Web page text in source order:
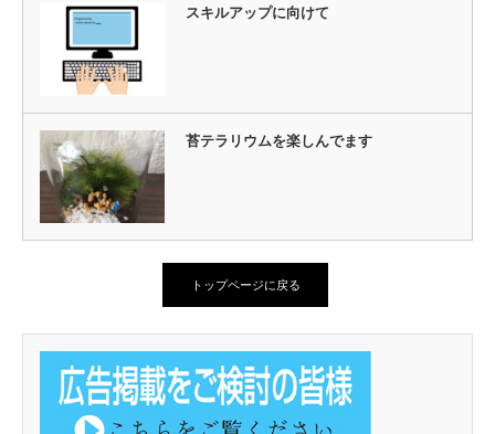
スキルアップに向けて
苔テラリウムを楽しんでます
トップページに戻る